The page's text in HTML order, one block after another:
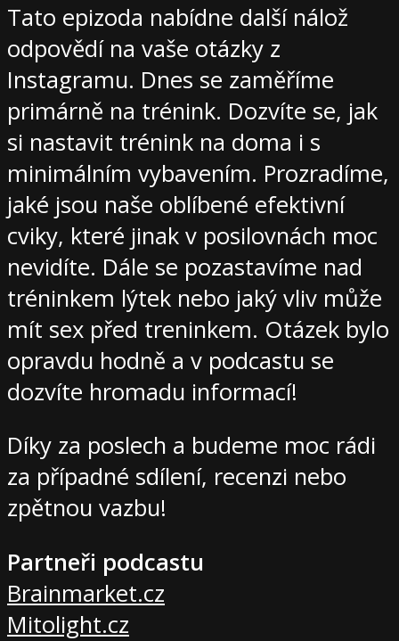
Tato epizoda nabídne další nálož
odpovědí na vaše otázky z
Instagramu. Dnes se zaměříme
primárně na trénink. Dozvíte se, jak
si nastavit trénink na doma i s
minimálním vybavením. Prozradíme,
jaké jsou naše oblíbené efektivní
cviky, které jinak v posilovnách moc
nevidíte. Dále se pozastavíme nad
tréninkem lýtek nebo jaký vliv může
mít sex před treninkem. Otázek bylo
opravdu hodně a v podcastu se
dozvíte hromadu informací!
Díky za poslech a budeme moc rádi
za případné sdílení, recenzi nebo
zpětnou vazbu!
Partneři podcastu
Brainmarket.cz
Mitolight.cz